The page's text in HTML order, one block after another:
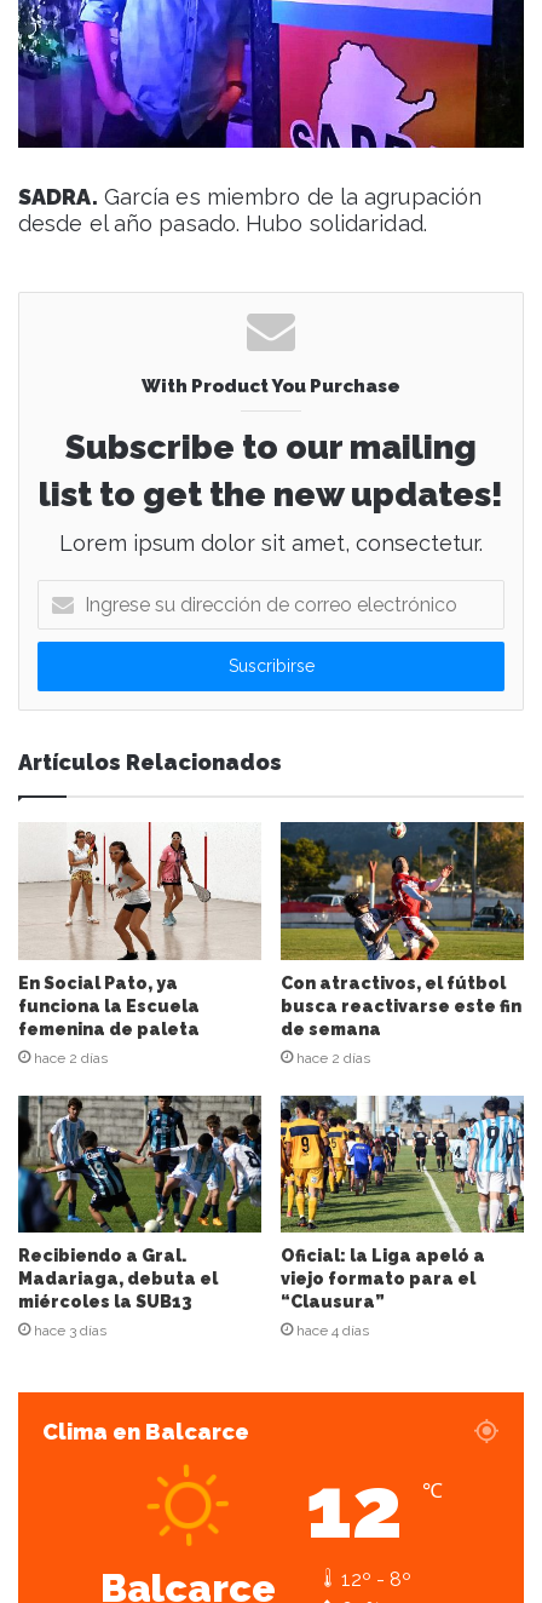
SADRA. García es miembro de la agrupación
desde el año pasado. Hubo solidaridad.
With Product You Purchase
Subscribe to our mailing
list to get the new updates!
Lorem ipsum dolor sit amet, consectetur.
g
e
s
u
d
c
i
ó
n
d
c
o
r
r
e
o
e
l
e
c
n
Artículos Relacionados
En Social Pato, ya
funciona la Escuela
femenina de paleta
hace 2 días
Con atractivos, el fútbol
busca reactivarse este fin
de semana
hace 2 días
Recibiendo a Gral.
Madariaga, debuta el
miércoles la SUB13
hace 3 días
Oficial: la Liga apeló a
viejo formato para el
“Clausura”
hace 4 días
Clima en Balcarce
Balcarce
12 ℃
12º - 8º